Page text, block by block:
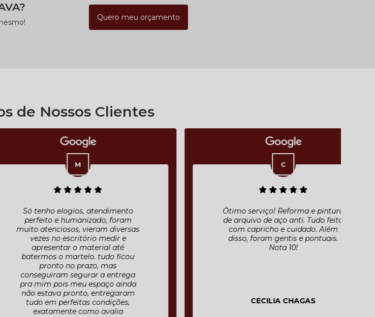
Quero meu orçamento
de Nossos Clientes
elogios, atendimento
e humanizado, foram
vieram diversas
no escritório medir e
o material até
o martelo. tudo ficou
no prazo, mas
segurar a entrega
pois meu espaço ainda
pronto, entregaram
perfeitas condições,
como avalia
Ótimo serviço! Reforma e pintura
de arquivo de aço anti. Tudo feito
com capricho e cuidado. Além
disso, foram gentis e pontuais.
CECILIA CHAGAS